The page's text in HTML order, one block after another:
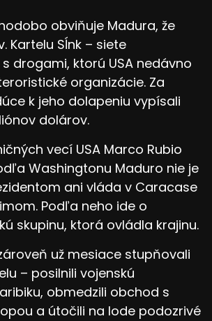
obviňuje Madura, že
Kartelu Sĺnk – siete
drogami, ktorú USA nedávno
organizácie. Za
k jeho dolapeniu vypísali
dolárov.
vecí USA Marco Rubio
Washingtonu Maduro nie je
ani vláda v Caracase
Podľa neho ide o
skupinu, ktorá ovládla krajinu.
už mesiace stupňovali
– posilnili vojenskú
obmedzili obchod s
a útočili na lode podozrivé